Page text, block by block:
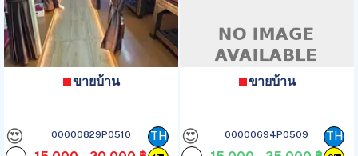
ขายบ้าน
😍 00000829P0510 TH
ขายบ้าน
😍 00000694P0509 TH